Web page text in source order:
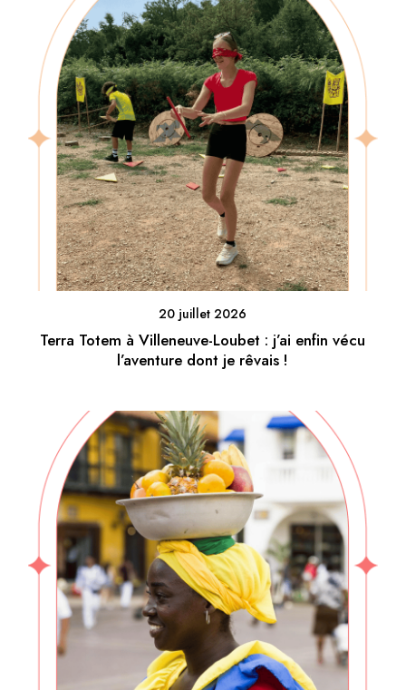
20 juillet 2026
Terra Totem à Villeneuve-Loubet : j’ai enfin vécu
l’aventure dont je rêvais !